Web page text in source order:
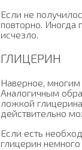
Если не
повторно. Иногда
исчезло.
ГЛИЦЕРИН
Наверное,
Аналогичным
ложкой
действительно
Если есть
глицерин